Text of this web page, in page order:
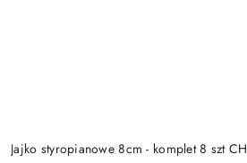
Jajko styropianowe 8cm - komplet 8 szt CH